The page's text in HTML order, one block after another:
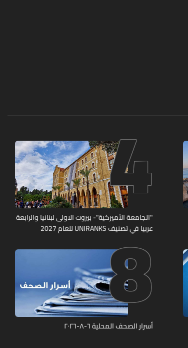
4
"الجامعة الأميركية"- بيروت الاولى لبنانيا والرابعة
عربيا في تصنيف UNIRANKS للعام 2027
8
أسرار الصحف المحلية ٦-٨-٢٠٢٦